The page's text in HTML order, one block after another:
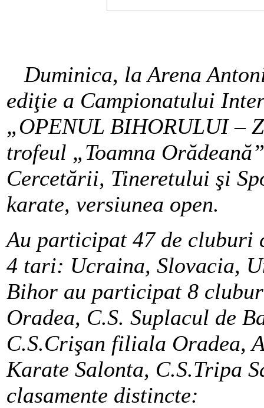
Duminica, la Arena
ediţie a Campionatului
„OPENUL BIHORULUI –
trofeul „Toamna
Cercetării, Tineretului şi
karate, versiunea open.
Au participat 47 de cluburi
4 tari: Ucraina, Slovacia,
Bihor au participat 8
Oradea, C.S. Suplacul de
C.S.Crişan filiala Oradea,
Karate Salonta, C.S.Tripa
clasamente distincte: